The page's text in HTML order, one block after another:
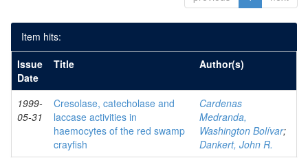
Item hits:
Issue
Date
Title Author(s)
1999-
05-31
Cresolase, catecholase and
laccase activities in
haemocytes of the red swamp
crayfish
Cardenas
Medranda,
Washington Bolívar;
Dankert, John R.